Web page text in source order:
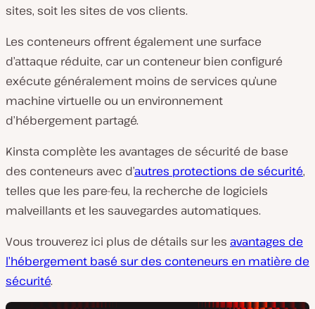
sites, soit les sites de vos clients.
Les conteneurs offrent également une surface
d’attaque réduite, car un conteneur bien configuré
exécute généralement moins de services qu’une
machine virtuelle ou un environnement
d’hébergement partagé.
Kinsta complète les avantages de sécurité de base
des conteneurs avec d’autres protections de sécurité,
telles que les pare-feu, la recherche de logiciels
malveillants et les sauvegardes automatiques.
Vous trouverez ici plus de détails sur les avantages de
l’hébergement basé sur des conteneurs en matière de
sécurité.